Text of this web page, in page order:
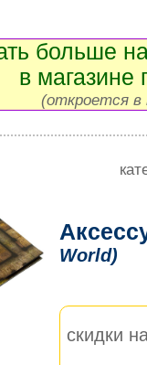
больше
в магазине
(откроется в
World)
скидки